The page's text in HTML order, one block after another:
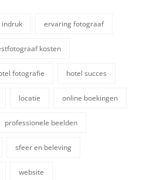
ervaring fotograaf
kosten
fotografie hotel succes
locatie online boekingen
professionele beelden
sfeer en beleving
website